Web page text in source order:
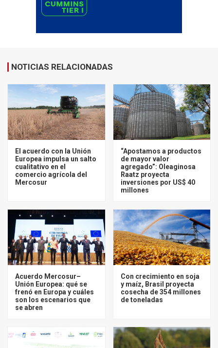
NOTICIAS RELACIONADAS
El acuerdo con la Unión
Europea impulsa un salto
cualitativo en el
comercio agrícola del
Mercosur
“Apostamos a productos
de mayor valor
agregado”: Oleaginosa
Raatz proyecta
inversiones por US$ 40
millones
Acuerdo Mercosur–
Unión Europea: qué se
frenó en Europa y cuáles
son los escenarios que
se abren
Con crecimiento en soja
y maíz, Brasil proyecta
cosecha de 354 millones
de toneladas